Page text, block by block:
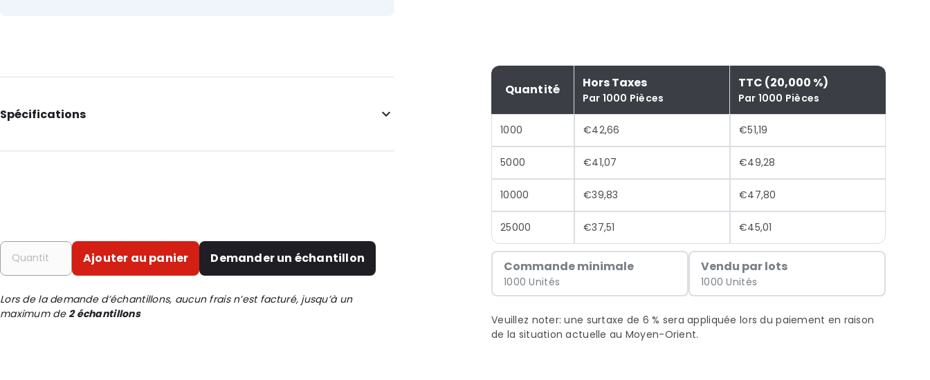
Quantité Hors Taxes
Par 1000 Pièces
TTC (20,000 %)
Par 1000 Pièces
1000 €42,66 €51,19
5000 €41,07 €49,28
10000 €39,83 €47,80
25000 €37,51 €45,01
Commande minimale
1000 Unités
Vendu par lots
1000 Unités
Veuillez noter: une surtaxe de 6 % sera appliquée lors du paiement en raison
de la situation actuelle au Moyen-Orient.
Spécifications
Longueur intérieure: 105
Matériau: Polyéthylène
Épaisseur: 50 µm
Fermetures: À décoller et à sceller
ID de commande: 402
Ajouter au panier Demander un échantillon
Lors de la demande d’échantillons, aucun frais n’est facturé, jusqu’à un
maximum de2 échantillons